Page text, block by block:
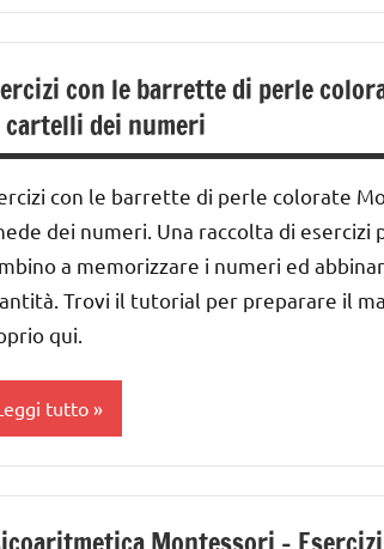
PRATICA con le barrette di perle
cartelli dei numeri
con le barrette di perle colorate
dei numeri. Una raccolta di esercizi
a memorizzare i numeri ed
Trovi il tutorial per preparare il
qui.
tutto